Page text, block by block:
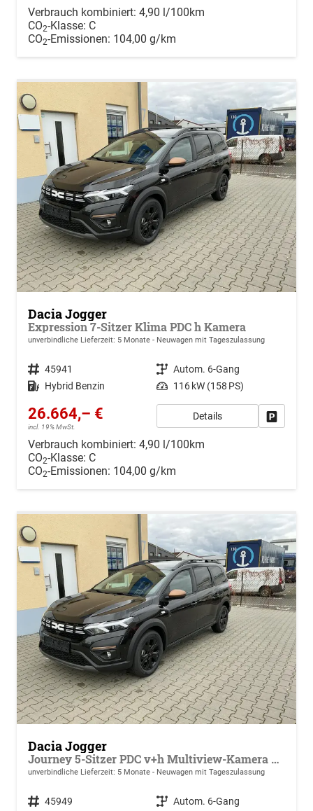
Verbrauch kombiniert: 4,90 l/100km
CO2-Klasse: C
CO2-Emissionen: 104,00 g/km
Dacia Jogger
Expression 7-Sitzer Klima PDC h Kamera
unverbindliche Lieferzeit: 5 Monate Neuwagen mit Tageszulassung
Fahrzeugnr. 45941 Getriebe Autom. 6-Gang
Kraftstoff Hybrid Benzin Leistung 116 kW (158 PS)
26.664,– €
incl. 19% MwSt.
Details
Verbrauch kombiniert: 4,90 l/100km
CO2-Klasse: C
CO2-Emissionen: 104,00 g/km
Dacia Jogger
Journey 5-Sitzer PDC v+h Multiview-Kamera Klimaauto. Sitzheizung
unverbindliche Lieferzeit: 5 Monate Neuwagen mit Tageszulassung
Fahrzeugnr. 45949 Getriebe Autom. 6-Gang